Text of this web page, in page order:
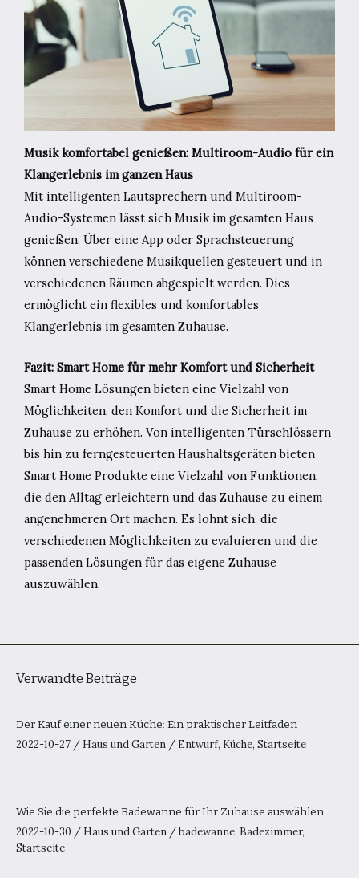
Musik komfortabel genießen: Multiroom-Audio für ein
Klangerlebnis im ganzen Haus
Mit intelligenten Lautsprechern und Multiroom-
Audio-Systemen lässt sich Musik im gesamten Haus
genießen. Über eine App oder Sprachsteuerung
können verschiedene Musikquellen gesteuert und in
verschiedenen Räumen abgespielt werden. Dies
ermöglicht ein flexibles und komfortables
Klangerlebnis im gesamten Zuhause.
Fazit: Smart Home für mehr Komfort und Sicherheit
Smart Home Lösungen bieten eine Vielzahl von
Möglichkeiten, den Komfort und die Sicherheit im
Zuhause zu erhöhen. Von intelligenten Türschlössern
bis hin zu ferngesteuerten Haushaltsgeräten bieten
Smart Home Produkte eine Vielzahl von Funktionen,
die den Alltag erleichtern und das Zuhause zu einem
angenehmeren Ort machen. Es lohnt sich, die
verschiedenen Möglichkeiten zu evaluieren und die
passenden Lösungen für das eigene Zuhause
auszuwählen.
Verwandte Beiträge
Der Kauf einer neuen Küche: Ein praktischer Leitfaden
2022-10-27 / Haus und Garten / Entwurf, Küche, Startseite
Wie Sie die perfekte Badewanne für Ihr Zuhause auswählen
2022-10-30 / Haus und Garten /badewanne, Badezimmer,
Startseite